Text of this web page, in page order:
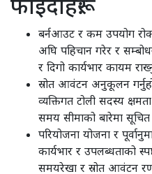
फाइदाहरू:
बर्नआउट र कम उपयोग
अघि पहिचान गरेर र
र दिगो कार्यभार कायम
स्रोत आवंटन अनुकूलन
व्यक्तिगत टोली सदस्य
समय सीमाको बारेमा सूचित
परियोजना योजना र
कार्यभार र उपलब्धताको
समयरेखा र स्रोत आवंटन